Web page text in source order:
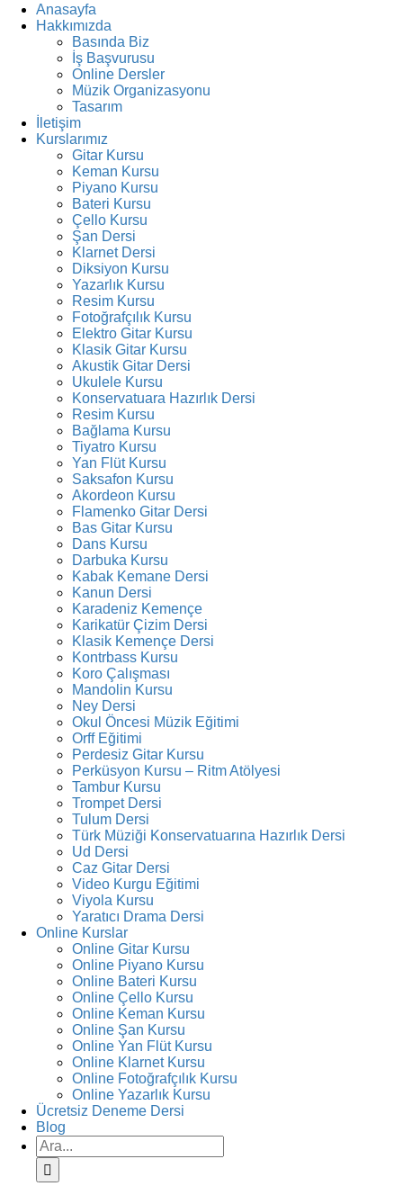
Anasayfa
Hakkımızda
Basında Biz
İş Başvurusu
Online Dersler
Müzik Organizasyonu
Tasarım
İletişim
Kurslarımız
Gitar Kursu
Keman Kursu
Piyano Kursu
Bateri Kursu
Çello Kursu
Şan Dersi
Klarnet Dersi
Diksiyon Kursu
Yazarlık Kursu
Resim Kursu
Fotoğrafçılık Kursu
Elektro Gitar Kursu
Klasik Gitar Kursu
Akustik Gitar Dersi
Ukulele Kursu
Konservatuara Hazırlık Dersi
Resim Kursu
Bağlama Kursu
Tiyatro Kursu
Yan Flüt Kursu
Saksafon Kursu
Akordeon Kursu
Flamenko Gitar Dersi
Bas Gitar Kursu
Dans Kursu
Darbuka Kursu
Kabak Kemane Dersi
Kanun Dersi
Karadeniz Kemençe
Karikatür Çizim Dersi
Klasik Kemençe Dersi
Kontrbass Kursu
Koro Çalışması
Mandolin Kursu
Ney Dersi
Okul Öncesi Müzik Eğitimi
Orff Eğitimi
Perdesiz Gitar Kursu
Perküsyon Kursu – Ritm Atölyesi
Tambur Kursu
Trompet Dersi
Tulum Dersi
Türk Müziği Konservatuarına Hazırlık Dersi
Ud Dersi
Caz Gitar Dersi
Video Kurgu Eğitimi
Viyola Kursu
Yaratıcı Drama Dersi
Online Kurslar
Online Gitar Kursu
Online Piyano Kursu
Online Bateri Kursu
Online Çello Kursu
Online Keman Kursu
Online Şan Kursu
Online Yan Flüt Kursu
Online Klarnet Kursu
Online Fotoğrafçılık Kursu
Online Yazarlık Kursu
Ücretsiz Deneme Dersi
Blog
Ara: